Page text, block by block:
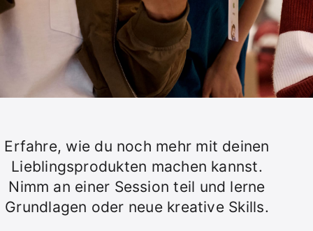
Erfahre, wie du noch mehr mit deinen
Lieblingsprodukten machen kannst.
Nimm an einer Session teil und lerne
Grundlagen oder neue kreative Skills.